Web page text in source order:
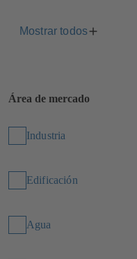
Mostrar todos
Área de mercado
Industria
Edificación
Agua